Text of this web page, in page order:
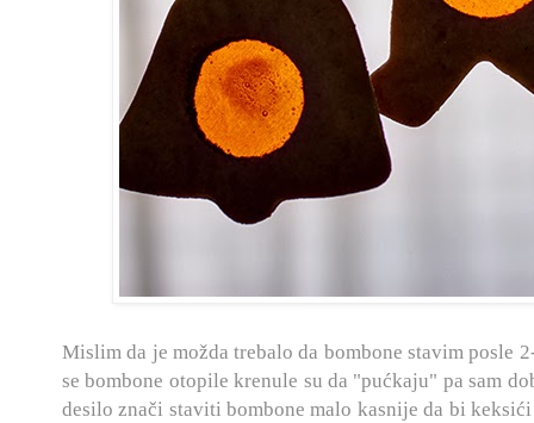
Mislim da je možda trebalo da bombone stavim posle
se bombone otopile krenule su da "pućkaju" pa sam
desilo znači staviti bombone malo kasnije da bi